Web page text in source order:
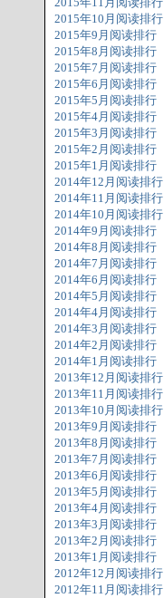
2015年10月阅读排行
2015年9月阅读排行
2015年8月阅读排行
2015年7月阅读排行
2015年6月阅读排行
2015年5月阅读排行
2015年4月阅读排行
2015年3月阅读排行
2015年2月阅读排行
2015年1月阅读排行
2014年12月阅读排行
2014年11月阅读排行
2014年10月阅读排行
2014年9月阅读排行
2014年8月阅读排行
2014年7月阅读排行
2014年6月阅读排行
2014年5月阅读排行
2014年4月阅读排行
2014年3月阅读排行
2014年2月阅读排行
2014年1月阅读排行
2013年12月阅读排行
2013年11月阅读排行
2013年10月阅读排行
2013年9月阅读排行
2013年8月阅读排行
2013年7月阅读排行
2013年6月阅读排行
2013年5月阅读排行
2013年4月阅读排行
2013年3月阅读排行
2013年2月阅读排行
2013年1月阅读排行
2012年12月阅读排行
2012年11月阅读排行